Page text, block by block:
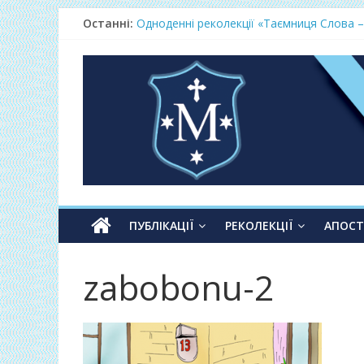
Останні: Одноденні реколекції «Таємниця Слова
Lectio Divina – єв.Матея 2026
Нове життя в Христі – осінь 2026
Фундамент у вересні 2026
ПУБЛІКАЦІЇ РЕКОЛЕКЦІЇ
zabobonu-2